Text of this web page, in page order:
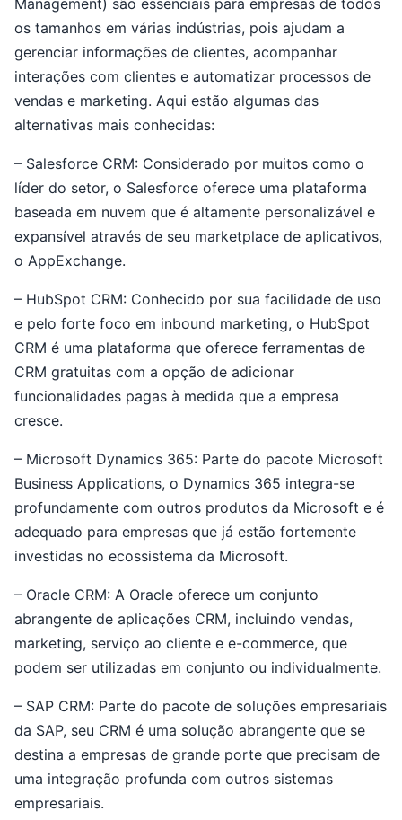
os tamanhos em várias indústrias, pois ajudam a
gerenciar informações de clientes, acompanhar
interações com clientes e automatizar processos de
vendas e marketing. Aqui estão algumas das
alternativas mais conhecidas:
– Salesforce CRM: Considerado por muitos como o
líder do setor, o Salesforce oferece uma plataforma
baseada em nuvem que é altamente personalizável e
expansível através de seu marketplace de aplicativos,
o AppExchange.
– HubSpot CRM: Conhecido por sua facilidade de uso
e pelo forte foco em inbound marketing, o HubSpot
CRM é uma plataforma que oferece ferramentas de
CRM gratuitas com a opção de adicionar
funcionalidades pagas à medida que a empresa
cresce.
– Microsoft Dynamics 365: Parte do pacote Microsoft
Business Applications, o Dynamics 365 integra-se
profundamente com outros produtos da Microsoft e é
adequado para empresas que já estão fortemente
investidas no ecossistema da Microsoft.
– Oracle CRM: A Oracle oferece um conjunto
abrangente de aplicações CRM, incluindo vendas,
marketing, serviço ao cliente e e-commerce, que
podem ser utilizadas em conjunto ou individualmente.
– SAP CRM: Parte do pacote de soluções empresariais
da SAP, seu CRM é uma solução abrangente que se
destina a empresas de grande porte que precisam de
uma integração profunda com outros sistemas
empresariais.